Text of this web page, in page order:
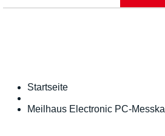
Startseite
Meilhaus Electronic PC-